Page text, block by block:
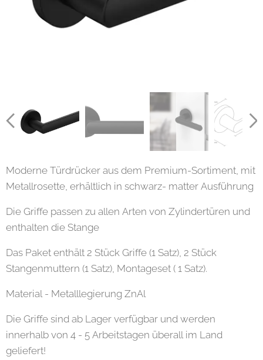
Moderne Türdrücker aus dem Premium-Sortiment, mit
Metallrosette, erhältlich in schwarz- matter Ausführung
Die Griffe passen zu allen Arten von Zylindertüren und
enthalten die Stange
Das Paket enthält 2 Stück Griffe (1 Satz), 2 Stück
Stangenmuttern (1 Satz), Montageset ( 1 Satz).
Material - Metalllegierung ZnAl
Die Griffe sind ab Lager verfügbar und werden
innerhalb von 4 - 5 Arbeitstagen überall im Land
geliefert!